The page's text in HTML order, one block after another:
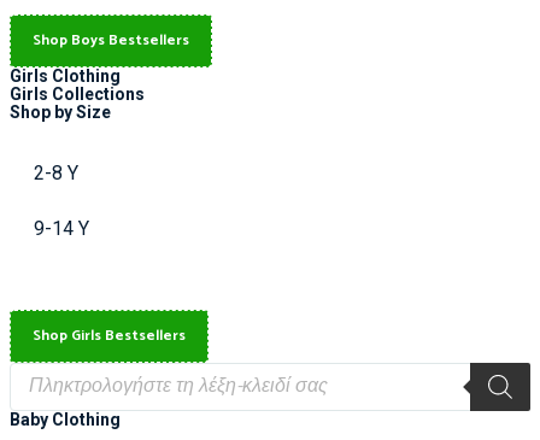
Shop Boys Bestsellers
Girls Clothing
Girls Collections
Shop by Size
2-8 Y
9-14 Y
Shop Girls Bestsellers
Baby Clothing